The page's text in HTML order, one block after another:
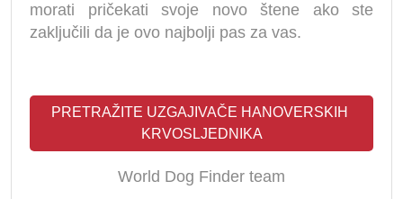
morati pričekati svoje novo štene ako ste
zaključili da je ovo najbolji pas za vas.
PRETRAŽITE UZGAJIVAČE HANOVERSKIH
KRVOSLJEDNIKA
World Dog Finder team